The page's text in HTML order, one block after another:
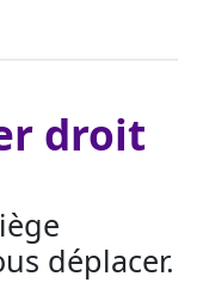
droit
déplacer.